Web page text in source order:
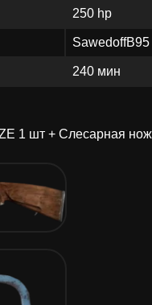
250 hp
SawedoffB95
240 мин
1 шт + Слесарная